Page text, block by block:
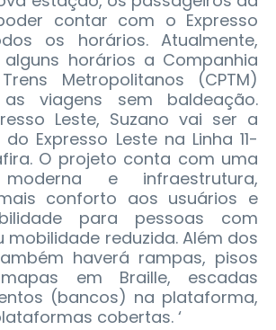
contar com o Expresso
os horários. Atualmente,
horários a Companhia
Metropolitanos (CPTM)
as viagens sem baldeação.
Leste, Suzano vai ser a
Expresso Leste na Linha 11-
O projeto conta com uma
e infraestrutura,
conforto aos usuários e
para pessoas com
mobilidade reduzida. Além dos
haverá rampas, pisos
em Braille, escadas
(bancos) na plataforma,
cobertas. ‘